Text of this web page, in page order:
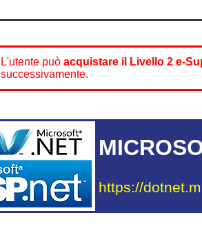
L'utente può acquistare il
Livello 2 e-
successivamente.
https://